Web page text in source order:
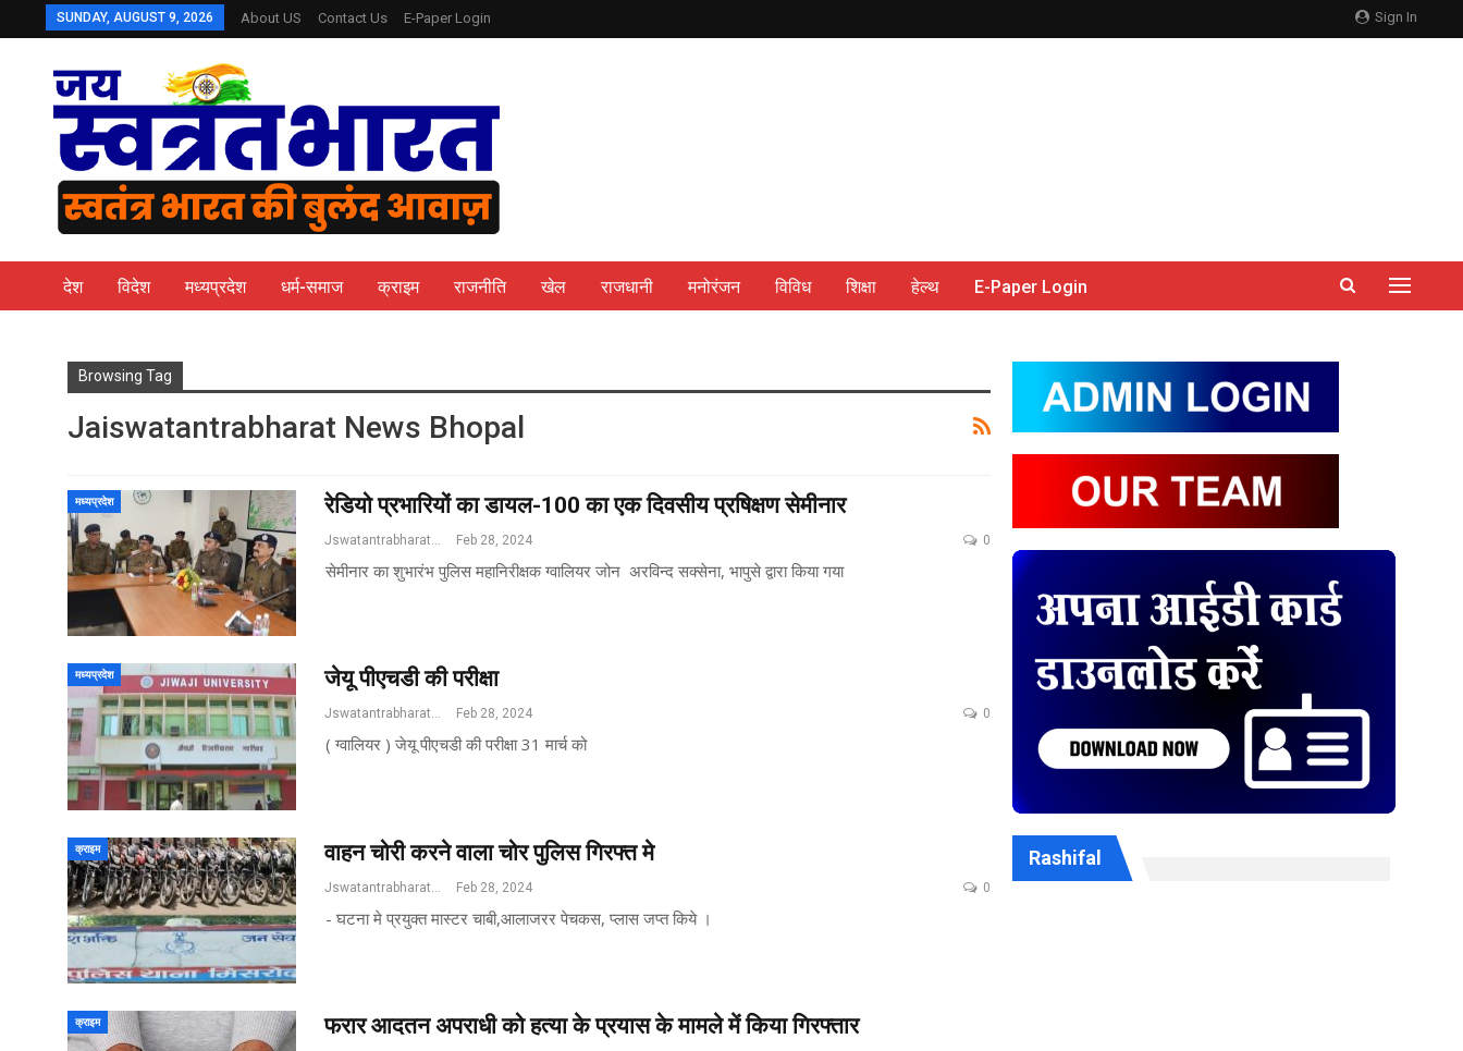
Sign In
SUNDAY, AUGUST 9, 2026 About US Contact Us E-Paper Login
देश विदेश मध्यप्रदेश धर्म-समाज क्राइम राजनीति खेल राजधानी मनोरंजन विविध शिक्षा हेल्थ E-Paper Login
Browsing Tag
Jaiswatantrabharat News Bhopal
मध्यप्रदेश रेडियो प्रभारियों का डायल-100 का एक दिवसीय प्रषिक्षण सेमीनार
Feb 28, 2024 0
सेमीनार का शुभारंभ पुलिस महानिरीक्षक ग्वालियर जोन अरविन्द सक्सेना, भापुसे द्वारा किया गया
मध्यप्रदेश जेयू पीएचडी की परीक्षा
Jswatantrabharat@gmail.com Feb 28, 2024 0
( ग्वालियर ) जेयू पीएचडी की परीक्षा 31 मार्च को
क्राइम वाहन चोरी करने वाला चोर पुलिस गिरफ्त मे
Feb 28, 2024 0
- घटना मे प्रयुक्त मास्टर चाबी,आलाजरर पेचकस, प्लास जप्त किये ।
क्राइम फरार आदतन अपराधी को हत्या के प्रयास के मामले में किया गिरफ्तार
Rashifal